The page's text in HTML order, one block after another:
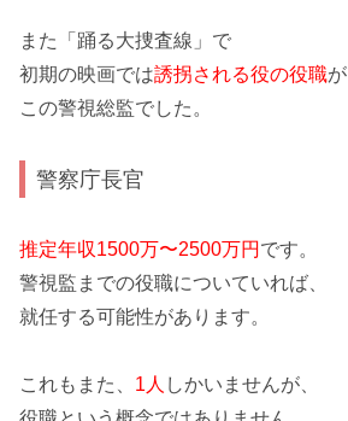
また 「踊る大捜査線」 で
初期の映画では誘拐される役の役職が
この警視総監でした。
警察庁長官
推定年収1500万〜2500万円 です。
警視監までの役職についていれば、
就任する可能性があります。
これもまた、 1人 しかいませんが、